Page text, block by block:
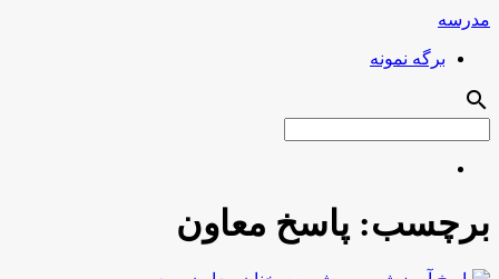
مدرسه
برگه نمونه
search
برچسب: پاسخ معاون